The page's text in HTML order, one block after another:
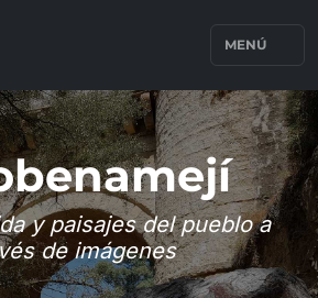
MENÚ
y paisajes del pueblo a
de imágenes